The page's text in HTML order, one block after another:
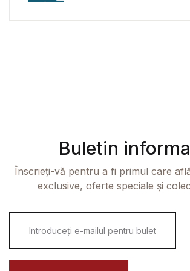
Buletin
Înscrieți-vă pentru a fi primul care
exclusive, oferte speciale și
i
l